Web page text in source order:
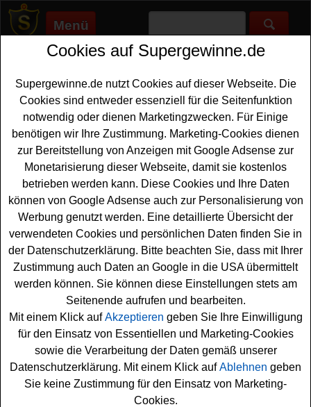
Menü
Supergewinne.de>Gewinnspiele>Reise Gewinnspiele>Dertour
Anzeige:
Anzeige:
Dertour Gewinnspiel - WM
Tippspiel Reisegutschein
gewinnen
Dertour Gewinnspiel: Für alle Fußball-Fans unter den
Gewinnern bietet Dertour ein attraktives WM Tippspiel für
alle, die ihr Glück versuchen möchten. Sie können einen
Reisegutschein gewinnen
und sich damit den nächsten
Urlaub sichern. Als Hauptgewinn verlost Dertour einen
warten weitere Reisegutscheine auf die Teilnehmer.
Insgesamt werden 10 Reisegutscheine im Gesamtwert
von 13.000 Euro vergeben.
Beim Dertour Gewinnspiel ist die Teilnahme kostenlos
Cookies auf Supergewinne.de
Supergewinne.de nutzt Cookies auf dieser Webseite. Die
Cookies sind entweder essenziell für die Seitenfunktion
notwendig oder dienen Marketingzwecken. Für Einige
benötigen wir Ihre Zustimmung. Marketing-Cookies dienen
zur Bereitstellung von Anzeigen mit Google Adsense zur
Monetarisierung dieser Webseite, damit sie kostenlos
betrieben werden kann. Diese Cookies und Ihre Daten
können von Google Adsense auch zur Personalisierung von
Werbung genutzt werden. Eine detaillierte Übersicht der
verwendeten Cookies und persönlichen Daten finden Sie in
der Datenschutzerklärung. Bitte beachten Sie, dass mit Ihrer
Zustimmung auch Daten an Google in die USA übermittelt
werden können. Sie können diese Einstellungen stets am
Seitenende aufrufen und bearbeiten.
Mit einem Klick aufAkzeptieren geben Sie Ihre Einwilligung
für den Einsatz von Essentiellen und Marketing-Cookies
sowie die Verarbeitung der Daten gemäß unserer
Datenschutzerklärung. Mit einem Klick aufAblehnen geben
Sie keine Zustimmung für den Einsatz von Marketing-
Cookies.